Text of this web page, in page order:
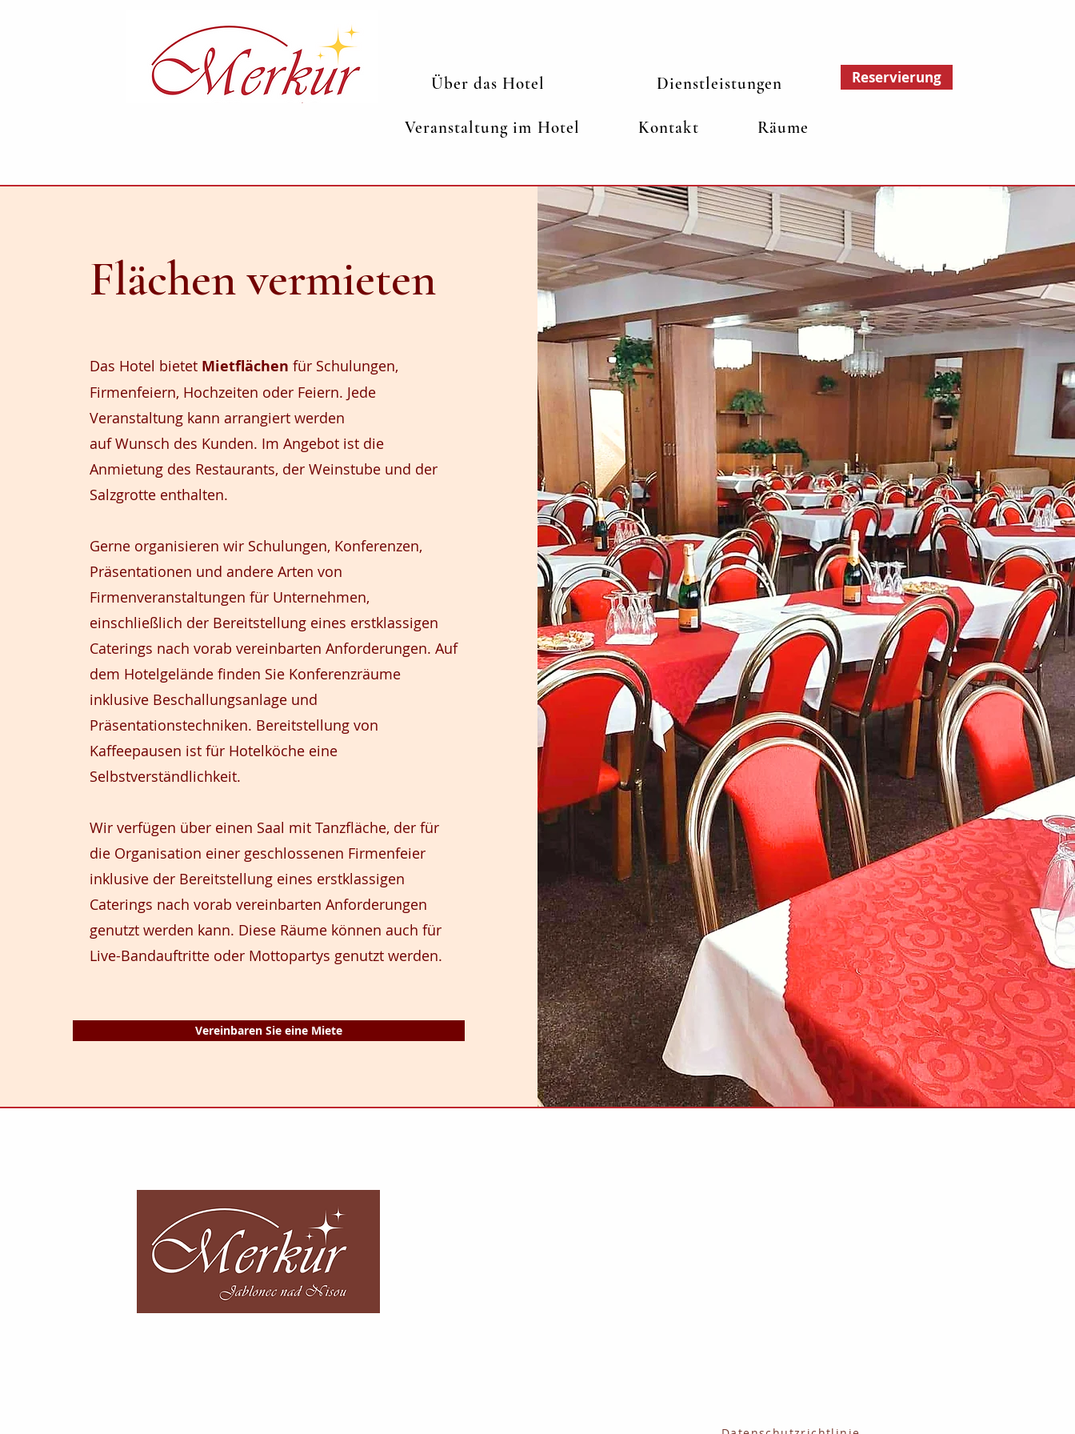
Über das Hotel Dienstleistungen
Veranstaltung im Hotel Kontakt Räume
Reservierung
Flächen vermieten
Das Hotel bietet Mietflächen für Schulungen,
Firmenfeiern, Hochzeiten oder Feiern. Jede
Veranstaltung kann arrangiert werden
auf Wunsch des Kunden. Im Angebot ist die
Anmietung des Restaurants, der Weinstube und der
Salzgrotte enthalten.
Gerne organisieren wir Schulungen, Konferenzen,
Präsentationen und andere Arten von
Firmenveranstaltungen für Unternehmen,
einschließlich der Bereitstellung eines erstklassigen
Caterings nach vorab vereinbarten Anforderungen. Auf
dem Hotelgelände finden Sie Konferenzräume
inklusive Beschallungsanlage und
Präsentationstechniken. Bereitstellung von
Kaffeepausen ist für Hotelköche eine
Selbstverständlichkeit.
Wir verfügen über einen Saal mit Tanzfläche, der für
die Organisation einer geschlossenen Firmenfeier
inklusive der Bereitstellung eines erstklassigen
Caterings nach vorab vereinbarten Anforderungen
genutzt werden kann. Diese Räume können auch für
Live-Bandauftritte oder Mottopartys genutzt werden.
Vereinbaren Sie eine Miete